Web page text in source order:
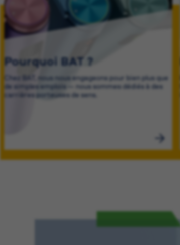
Pourquoi BAT ?
Chez BAT, nous nous engageons pour bien plus que
de simples emplois — nous sommes dédiés à des
carrières porteuses de sens.